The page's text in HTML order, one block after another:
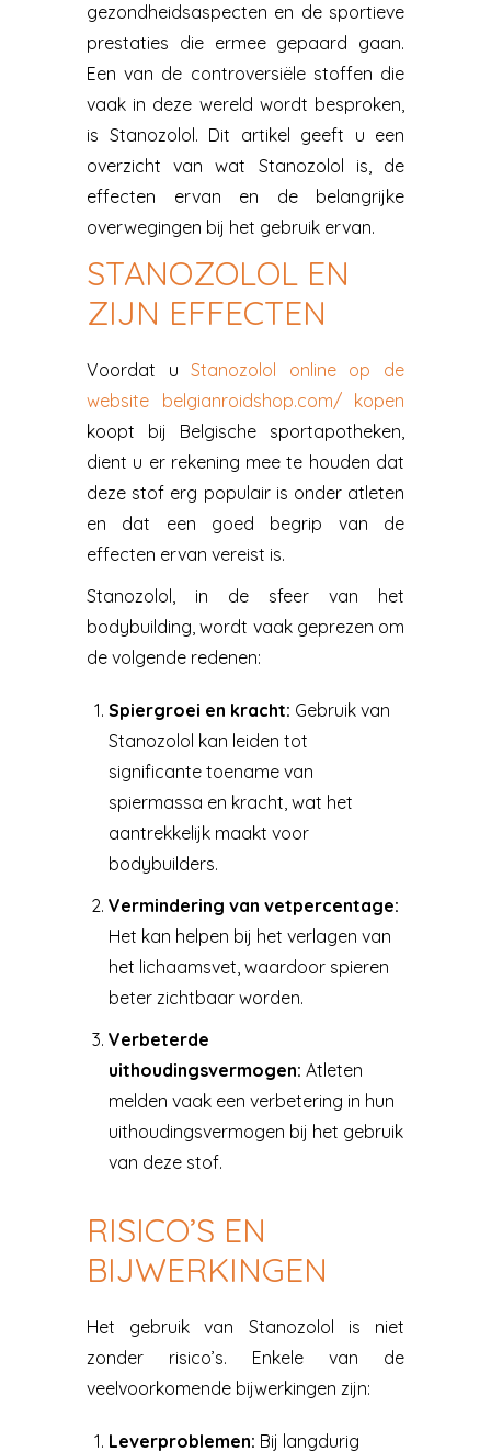
gezondheidsaspecten en de sportieve
prestaties die ermee gepaard gaan.
Een van de controversiële stoffen die
vaak in deze wereld wordt besproken,
is Stanozolol. Dit artikel geeft u een
overzicht van wat Stanozolol is, de
effecten ervan en de belangrijke
overwegingen bij het gebruik ervan.
STANOZOLOL EN
ZIJN EFFECTEN
Voordat uStanozolol online op de
website belgianroidshop.com/ kopen
koopt bij Belgische sportapotheken,
dient u er rekening mee te houden dat
deze stof erg populair is onder atleten
en dat een goed begrip van de
effecten ervan vereist is.
Stanozolol, in de sfeer van het
bodybuilding, wordt vaak geprezen om
de volgende redenen:
Spiergroei en kracht: Gebruik van
Stanozolol kan leiden tot
significante toename van
spiermassa en kracht, wat het
aantrekkelijk maakt voor
bodybuilders.
Vermindering van vetpercentage:
Het kan helpen bij het verlagen van
het lichaamsvet, waardoor spieren
beter zichtbaar worden.
Verbeterde
uithoudingsvermogen: Atleten
melden vaak een verbetering in hun
uithoudingsvermogen bij het gebruik
van deze stof.
RISICO’S EN
BIJWERKINGEN
Het gebruik van Stanozolol is niet
zonder risico’s. Enkele van de
veelvoorkomende bijwerkingen zijn:
Leverproblemen: Bij langdurig